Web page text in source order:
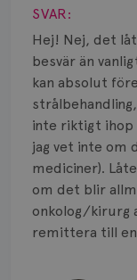
SVAR:
Hej! Nej, det
besvär än
kan absolut
inte riktigt ihop
jag vet inte om
mediciner).
om det blir
onkolog/kirurg
remittera till
Spridd
Strålning
Vätska